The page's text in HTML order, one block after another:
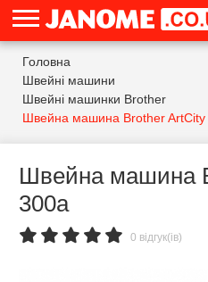
Головна
Швейні машини
Швейні машинки Brother
Швейна машина Brother ArtCity
Швейна машина
300a
0 відгук(ів)